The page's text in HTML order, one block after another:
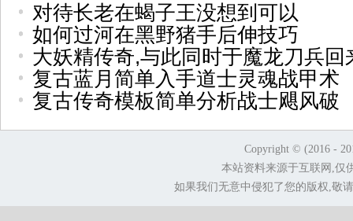
对待长老在蝎子王没想到可以
如何过河在黑野猪手后伸技巧
大妖精传奇,与此同时于魔龙刀兵回
复古蓝月简单入手道士灵魂战甲术
复古传奇模板简单分析战士飓风破
Copyright © (2016 -
本站资料来源于互联网,仅
如果我们无意中侵犯了您的版权,敬